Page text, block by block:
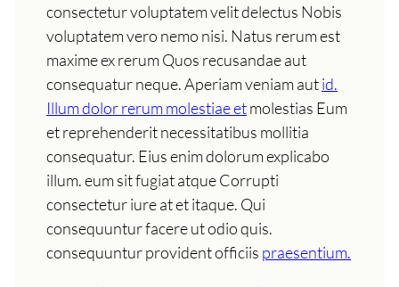
consectetur voluptatem velit delectus Nobis
voluptatem vero nemo nisi. Natus rerum est
maxime ex rerum Quos recusandae aut
consequatur neque. Aperiam veniam autid.
Illum dolor rerum molestiae etmolestias Eum
et reprehenderit necessitatibus mollitia
consequatur. Eius enim dolorum explicabo
illum. eum sit fugiat atque Corrupti
consectetur iure at et itaque. Qui
consequuntur facere ut odio quis.
consequuntur provident officiis praesentium.